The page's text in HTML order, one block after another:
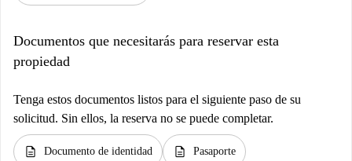
Documentos que necesitarás para reservar esta
propiedad
Tenga estos documentos listos para el siguiente paso de su
solicitud. Sin ellos, la reserva no se puede completar.
description Documento de identidad description Pasaporte